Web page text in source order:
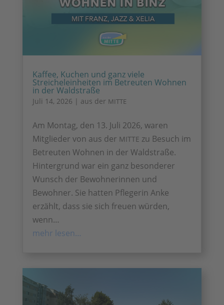
Kaffee, Kuchen und ganz viele
Streicheleinheiten im Betreuten Wohnen
in der Waldstraße
Juli 14, 2026 | aus der MITTE
Am Montag, den 13. Juli 2026, waren
Mitglieder von aus der MITTE zu Besuch im
Betreuten Wohnen in der Waldstraße.
Hintergrund war ein ganz besonderer
Wunsch der Bewohnerinnen und
Bewohner. Sie hatten Pflegerin Anke
erzählt, dass sie sich freuen würden,
wenn…
mehr lesen…